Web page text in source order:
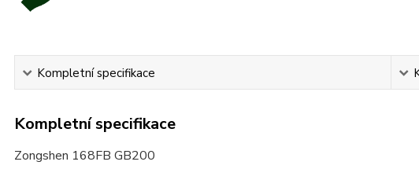
Kompletní specifikace
Kompletní specifikace
Zongshen 168FB GB200